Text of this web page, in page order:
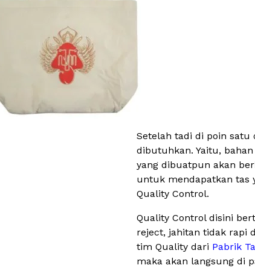
Setelah tadi di poin satu
dibutuhkan. Yaitu,
yang dibuatpun akan
untuk mendapatkan tas
Quality Control.
Quality Control disini
reject, jahitan tidak rapi
tim Quality dari Pabrik
maka akan langsung di